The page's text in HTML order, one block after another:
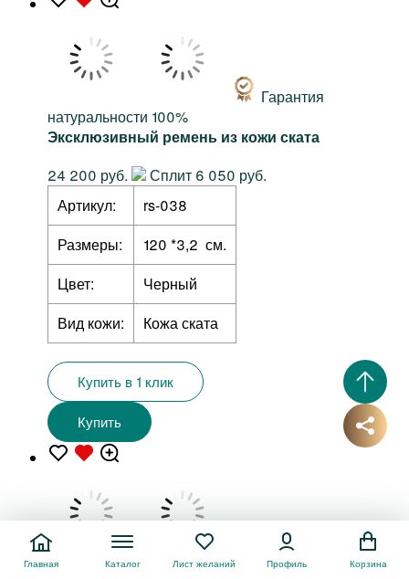
Гарантия
натуральности 100%
Эксклюзивный ремень из кожи ската
24 200 руб.
Сплит 6 050 руб.
Артикул:
rs-038
Размеры:
120 *3,2 см.
Цвет:
Черный
Вид кожи:
Кожа ската
Купить в 1 клик
Купить
Гарантия
натуральности 100%
Главная Каталог Лист желаний Профиль Корзина